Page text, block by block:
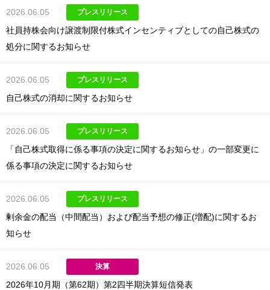
2026.06.05 プレスリリース
社員持株会向け譲渡制限付株式インセンティブとしての自己株式の
処分に関するお知らせ
2026.06.05 プレスリリース
自己株式の消却に関するお知らせ
2026.06.05 プレスリリース
「自己株式取得に係る事項の決定に関するお知らせ」の一部変更に
係る事項の決定に関するお知らせ
2026.06.05 プレスリリース
剰余金の配当（中間配当）および配当予想の修正(増配)に関するお
知らせ
2026.06.05 決算
2026年10月期（第62期）第2四半期決算短信発表